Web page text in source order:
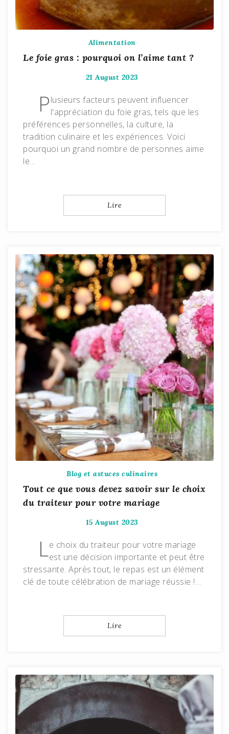
Alimentation
Le foie gras : pourquoi on l’aime tant ?
21 August 2023
Plusieurs facteurs peuvent influencer
l'appréciation du foie gras, tels que les
préférences personnelles, la culture, la
tradition culinaire et les expériences. Voici
pourquoi un grand nombre de personnes aime
le…
Lire
Blog et astuces culinaires
Tout ce que vous devez savoir sur le choix
du traiteur pour votre mariage
15 August 2023
Le choix du traiteur pour votre mariage
est une décision importante et peut être
stressante. Après tout, le repas est un élément
clé de toute célébration de mariage réussie !…
Lire